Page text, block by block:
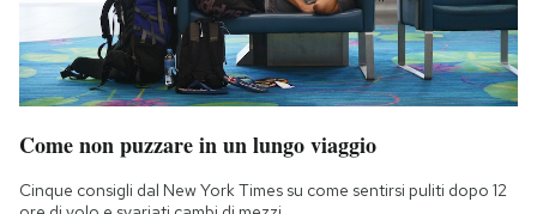
Come non puzzare in un lungo viaggio
Cinque consigli dal New York Times su come sentirsi puliti dopo 12